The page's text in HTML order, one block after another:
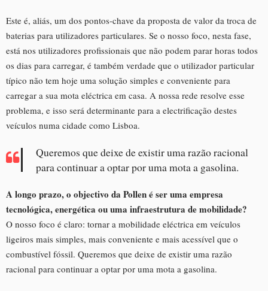
Este é, aliás, um dos pontos-chave da proposta de valor da troca de
baterias para utilizadores particulares. Se o nosso foco, nesta fase,
está nos utilizadores profissionais que não podem parar horas todos
os dias para carregar, é também verdade que o utilizador particular
típico não tem hoje uma solução simples e conveniente para
carregar a sua mota eléctrica em casa. A nossa rede resolve esse
problema, e isso será determinante para a electrificação destes
veículos numa cidade como Lisboa.
Queremos que deixe de existir uma razão racional
para continuar a optar por uma mota a gasolina.
A longo prazo, o objectivo da Pollen é ser uma empresa
tecnológica, energética ou uma infraestrutura de mobilidade?
O nosso foco é claro: tornar a mobilidade eléctrica em veículos
ligeiros mais simples, mais conveniente e mais acessível que o
combustível fóssil. Queremos que deixe de existir uma razão
racional para continuar a optar por uma mota a gasolina.